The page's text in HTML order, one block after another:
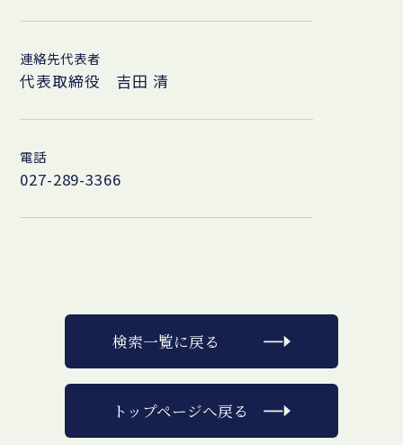
連絡先代表者
代表取締役 吉田 清
電話
027-289-3366
検索一覧に戻る
トップページへ戻る